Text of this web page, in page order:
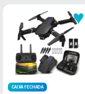
♥
CAIXA FECHADA